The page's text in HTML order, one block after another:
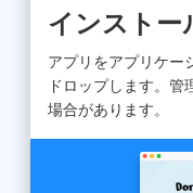
インストー
アプリをアプリケー
ドロップします。管
場合があります。